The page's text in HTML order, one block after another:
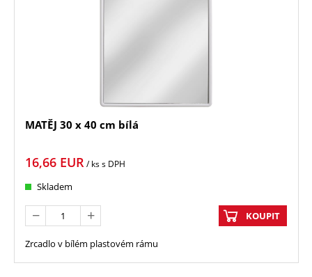
MATĚJ 30 x 40 cm bílá
16,66 EUR / kss DPH
Skladem
KOUPIT
Zrcadlo v bílém plastovém rámu